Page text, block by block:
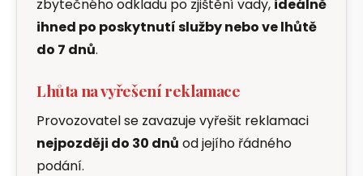
zbytečného odkladu po zjištění vady, ideálně
ihned po poskytnutí služby nebo ve lhůtě
do 7 dnů.
Lhůta na vyřešení reklamace
Provozovatel se zavazuje vyřešit reklamaci
nejpozději do 30 dnů od jejího řádného
podání.